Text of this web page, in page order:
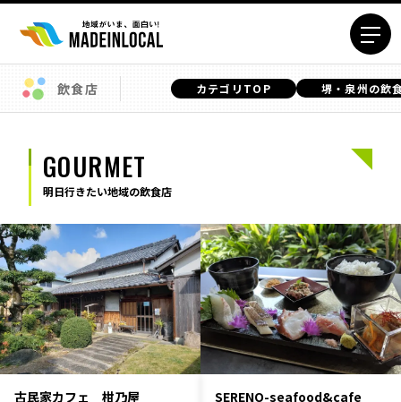
エリアから探す
岩手エリア
秋田エリア
福島エリア
茨城エリア
栃木エリア
群馬エリア
埼玉エリア
千葉エリア
東京23区エリア
多摩エリア
神奈川エリア
新潟エリア
富山エリア
石川エリア
福井エリア
山梨エリア
飲食店 カテゴリTOP 堺・泉州の飲
GOURMET
明日行きたい地域の飲食店
古民家カフェ 柑乃屋
SERENO-seafood&cafe